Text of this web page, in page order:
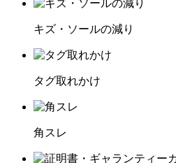
キズ・ソールの減り
タグ取れかけ
角スレ